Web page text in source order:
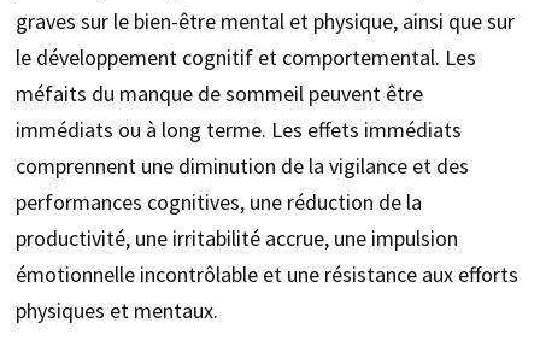
graves sur le bien-être mental et physique, ainsi que sur
le développement cognitif et comportemental. Les
méfaits du manque de sommeil peuvent être
immédiats ou à long terme. Les effets immédiats
comprennent une diminution de la vigilance et des
performances cognitives, une réduction de la
productivité, une irritabilité accrue, une impulsion
émotionnelle incontrôlable et une résistance aux efforts
physiques et mentaux.